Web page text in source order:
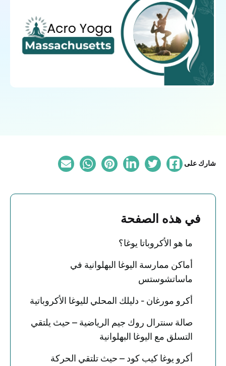
شارك على
في هذه الصفحة
ما هو الأكروباتا يوغا؟
أماكن ممارسة اليوغا البهلوانية في
ماساتشوستس
أكرو مورغان - دليلك المحلي لليوغا الأكروباتية
صالة سنترال روك جيم الرياضية – حيث يلتقي
التسلق مع اليوغا البهلوانية
أكرو يوغا كيب كود – حيث تلتقي الحركة